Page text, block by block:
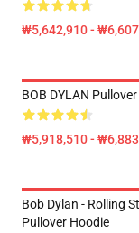
₩5,642,910 -
BOB DYLAN
₩5,918,510 -
Bob Dylan - Rolling
Pullover Hoodie